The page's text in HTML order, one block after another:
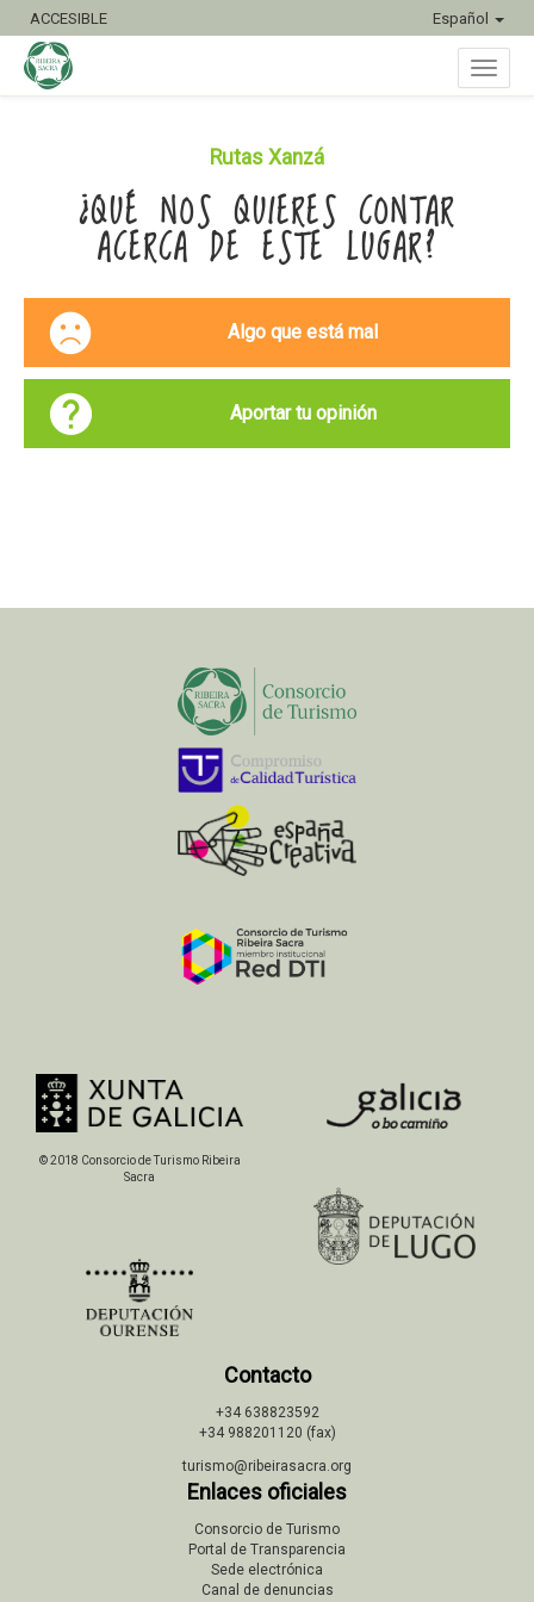
ACCESIBLE Español
Rutas Xanzá
¿QUÉ NOS QUIERES CONTAR
ACERCA DE ESTE LUGAR?
Algo que está mal
Aportar tu opinión
© 2018 Consorcio de Turismo Ribeira
Sacra
Contacto
+34 638823592
+34 988201120 (fax)
turismo@ribeirasacra.org
Enlaces oficiales
Consorcio de Turismo
Portal de Transparencia
Sede electrónica
Canal de denuncias